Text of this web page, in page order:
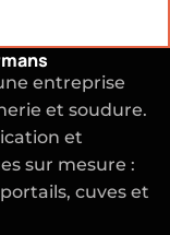
entreprise
et soudure.
et
sur mesure :
cuves et